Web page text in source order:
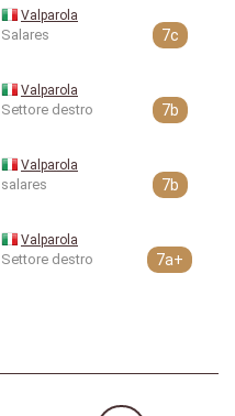
Valparola
Salares 7c
Valparola
Settore destro 7b
Valparola
salares 7b
Valparola
Settore destro 7a+